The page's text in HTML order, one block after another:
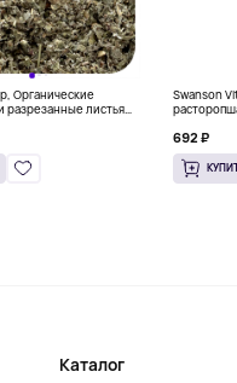
Органические
разрезанные листья
Swanson
692 ₽
Каталог